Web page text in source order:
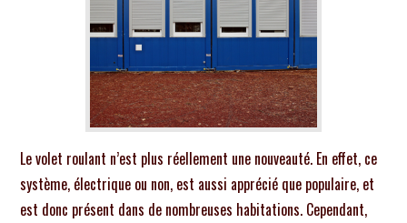
Le volet roulant n’est plus réellement une nouveauté. En effet, ce
système, électrique ou non, est aussi apprécié que populaire, et
est donc présent dans de nombreuses habitations. Cependant,